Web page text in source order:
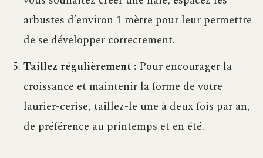
arbustes d’environ 1 mètre pour leur permettre
de se développer correctement.
Taillez régulièrement : Pour encourager la
croissance et maintenir la forme de votre
laurier-cerise, taillez-le une à deux fois par an,
de préférence au printemps et en été.